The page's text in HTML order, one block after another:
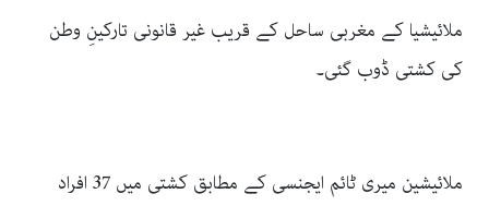
ملائیشیا کے مغربی ساحل کے قریب غیر قانونی تارکینِ وطن
کی کشتی ڈوب گئی۔
ملائیشین میری ٹائم ایجنسی کے مطابق کشتی میں 37 افراد